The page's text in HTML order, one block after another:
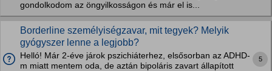
gondolkodom az öngyilkosságon és már el is...
Borderline személyiségzavar, mit tegyek? Melyik
gyógyszer lenne a legjobb?
Helló! Már 2-éve járok pszichiáterhez, elsősorban az ADHD-
m miatt mentem oda, de aztán bipoláris zavart állapított
5